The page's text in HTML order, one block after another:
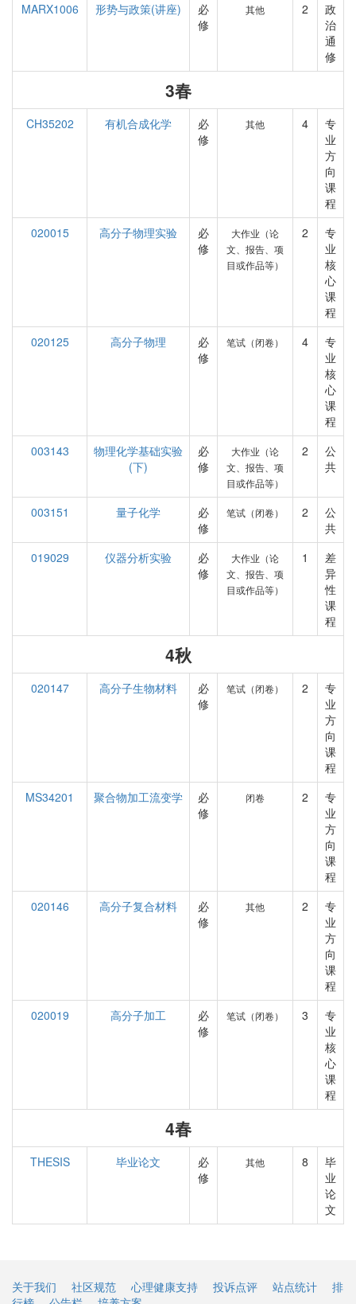
MARX1006
形势与政策(讲座)
必
修
其他 2
政
治
通
修
3春
CH35202 有机合成化学
必
修
其他 4
专
业
方
向
课
程
020015
高分子物理实验
必
修
大作业（论
文、报告、项
目或作品等）
2
专
业
核
心
课
程
020125
高分子物理
必
修
笔试（闭卷） 4
专
业
核
心
课
程
003143
物理化学基础实验
(下)
必
修
大作业（论
文、报告、项
目或作品等）
2
公
共
003151 量子化学
必
修
笔试（闭卷） 2
公
共
019029
仪器分析实验
必
修
大作业（论
文、报告、项
目或作品等）
1
差
异
性
课
程
4秋
020147 高分子生物材料
必
修
笔试（闭卷） 2
专
业
方
向
课
程
MS34201
聚合物加工流变学
必
修
闭卷 2
专
业
方
向
课
程
020146
高分子复合材料
必
修
其他 2
专
业
方
向
课
程
020019
高分子加工
必
修
笔试（闭卷） 3
专
业
核
心
课
程
4春
THESIS 毕业论文
必
修
其他 8
毕
业
论
文
关于我们 社区规范 心理健康支持 投诉点评 站点统计
排